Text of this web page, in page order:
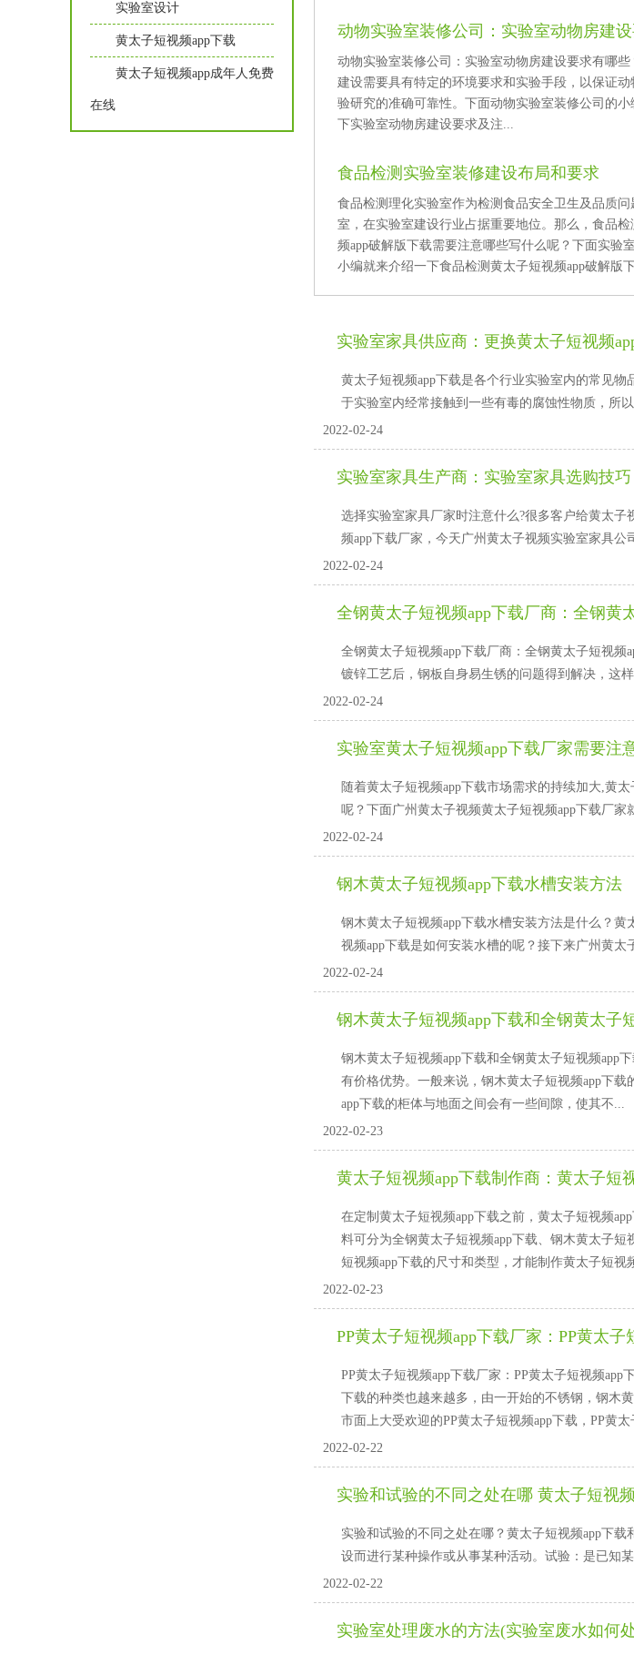
实验室设计
黄太子短视频app下载
黄太子短视频app成年人免费
在线
动物实验室装修公司：实验室动物房建
动物实验室装修公司：实验室动物房建设要求有哪些
建设需要具有特定的环境要求和实验手段，以保证
验研究的准确可靠性。下面动物实验室装修公司的
下实验室动物房建设要求及注...
食品检测实验室装修建设布局和要求
食品检测理化实验室作为检测食品安全卫生及品质
室，在实验室建设行业占据重要地位。那么，食
频app破解版下载需要注意哪些写什么呢？下面实验
小编就来介绍一下食品检测黄太子短视频app破解版
实验室家具供应商：更换黄太子短视频
黄太子短视频app下载是各个行业实验室内的常见物品
于实验室内经常接触到一些有毒的腐蚀性物质，
2022-02-24
实验室家具生产商：实验室家具选购技巧
选择实验室家具厂家时注意什么?很多客户给黄太子
频app下载厂家，今天广州黄太子视频实验室家具
2022-02-24
全钢黄太子短视频app下载厂商：全钢
全钢黄太子短视频app下载厂商：全钢黄太子短视
镀锌工艺后，钢板自身易生锈的问题得到解决，这
2022-02-24
实验室黄太子短视频app下载厂家需要注
随着黄太子短视频app下载市场需求的持续加大,黄
呢？下面广州黄太子视频黄太子短视频app下载厂家
2022-02-24
钢木黄太子短视频app下载水槽安装方法
钢木黄太子短视频app下载水槽安装方法是什么？黄
视频app下载是如何安装水槽的呢？接下来广州黄太
2022-02-24
钢木黄太子短视频app下载和全钢黄太子
钢木黄太子短视频app下载和全钢黄太子短视频app下载
有价格优势。一般来说，钢木黄太子短视频app
app下载的柜体与地面之间会有一些间隙，使其不...
2022-02-23
黄太子短视频app下载制作商：黄太子
在定制黄太子短视频app下载之前，黄太子短视频
料可分为全钢黄太子短视频app下载、钢木黄太子短
短视频app下载的尺寸和类型，才能制作黄太子短
2022-02-23
PP黄太子短视频app下载厂家：PP黄太
PP黄太子短视频app下载厂家：PP黄太子短视频app
下载的种类也越来越多，由一开始的不锈钢，
市面上大受欢迎的PP黄太子短视频app下载，PP黄
2022-02-22
实验和试验的不同之处在哪 黄太子短视
实验和试验的不同之处在哪？黄太子短视频app下载
设而进行某种操作或从事某种活动。试验：是已
2022-02-22
实验室处理废水的方法(实验室废水如何